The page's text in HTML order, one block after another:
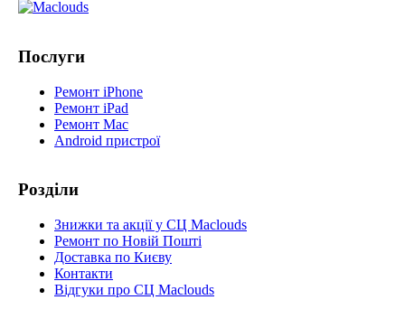
Послуги
Ремонт iPhone
Ремонт iPad
Ремонт Mac
Android пристрої
Розділи
Знижки та акції у СЦ Maclouds
Ремонт по Новій Пошті
Доставка по Києву
Контакти
Відгуки про СЦ Maclouds